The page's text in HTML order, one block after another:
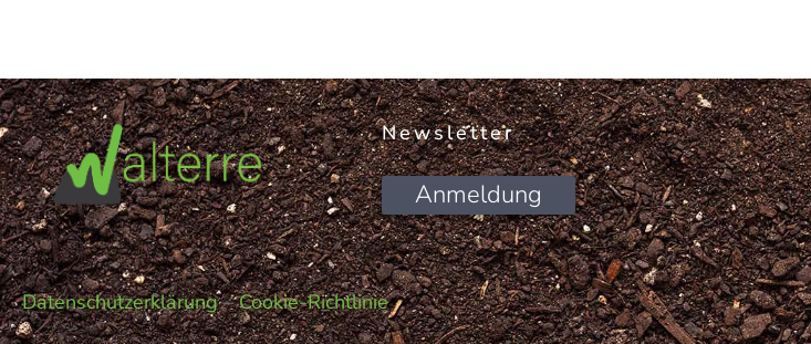
Newsletter
Anmeldung
Datenschutzerklärung–Cookie-Richtlinie